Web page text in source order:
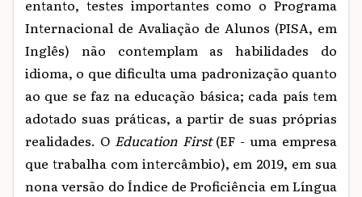
entanto, testes importantes como o Programa
Internacional de Avaliação de Alunos (PISA, em
Inglês) não contemplam as habilidades do
idioma, o que dificulta uma padronização quanto
ao que se faz na educação básica; cada país tem
adotado suas práticas, a partir de suas próprias
realidades. O Education First(EF - uma empresa
que trabalha com intercâmbio), em 2019, em sua
nona versão do Índice de Proficiência em Língua